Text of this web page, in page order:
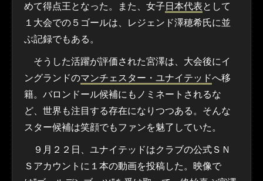
めて得点王となった。また、女子 日本代表として
１大会での５ゴールは、レジェンド澤穂希氏に並
ぶ記録でもある。
そうした活躍が評価された宮澤は、大会後にイ
ングランドのマンチェスター・ユナイテッドへ移
籍。バロンドール候補にもノミネートされるな
ど、世界も注目する存在になりつつある。そんな
スター候補は笑顔でもファンを魅了していた。
９月２２日、ユナイテッドはクラブの公式ＳＮ
Ｓアカウントに１本の動画を投稿した。映像で